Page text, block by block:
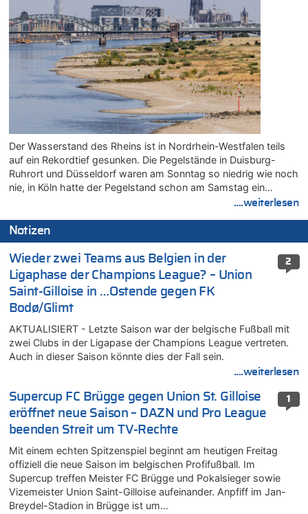
Der Wasserstand des Rheins ist in Nordrhein-Westfalen teils
auf ein Rekordtief gesunken. Die Pegelstände in Duisburg-
Ruhrort und Düsseldorf waren am Sonntag so niedrig wie noch
nie, in Köln hatte der Pegelstand schon am Samstag ein…
....weiterlesen
Notizen
2
Wieder zwei Teams aus Belgien in der
Ligaphase der Champions League? – Union
Saint-Gilloise in …Ostende gegen FK
Bodø/Glimt
AKTUALISIERT - Letzte Saison war der belgische Fußball mit
zwei Clubs in der Ligapase der Champions League vertreten.
Auch in dieser Saison könnte dies der Fall sein.
....weiterlesen
1
Supercup FC Brügge gegen Union St. Gilloise
eröffnet neue Saison – DAZN und Pro League
beenden Streit um TV-Rechte
Mit einem echten Spitzenspiel beginnt am heutigen Freitag
offiziell die neue Saison im belgischen Profifußball. Im
Supercup treffen Meister FC Brügge und Pokalsieger sowie
Vizemeister Union Saint-Gilloise aufeinander. Anpfiff im Jan-
Breydel-Stadion in Brügge ist um…